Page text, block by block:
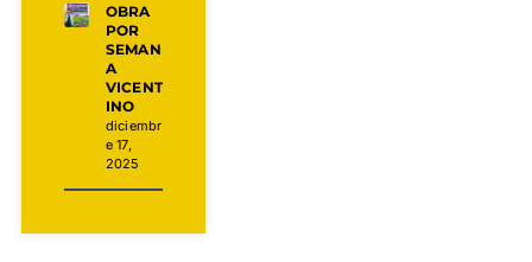
OBRA
POR
SEMAN
A
VICENT
INO
diciembr
e 17,
2025